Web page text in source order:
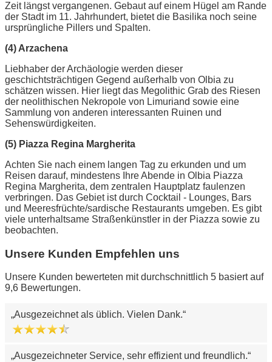
Zeit längst vergangenen. Gebaut auf einem Hügel am Rande
der Stadt im 11. Jahrhundert, bietet die Basilika noch seine
ursprüngliche Pillers und Spalten.
(4) Arzachena
Liebhaber der Archäologie werden dieser
geschichtsträchtigen Gegend außerhalb von Olbia zu
schätzen wissen. Hier liegt das Megolithic Grab des Riesen
der neolithischen Nekropole von Limuriand sowie eine
Sammlung von anderen interessanten Ruinen und
Sehenswürdigkeiten.
(5) Piazza Regina Margherita
Achten Sie nach einem langen Tag zu erkunden und um
Reisen darauf, mindestens Ihre Abende in Olbia Piazza
Regina Margherita, dem zentralen Hauptplatz faulenzen
verbringen. Das Gebiet ist durch Cocktail - Lounges, Bars
und Meeresfrüchte/sardische Restaurants umgeben. Es gibt
viele unterhaltsame Straßenkünstler in der Piazza sowie zu
beobachten.
Unsere Kunden Empfehlen uns
Unsere Kunden bewerteten mit durchschnittlich 5 basiert auf
9,6 Bewertungen.
Ausgezeichnet als üblich. Vielen Dank.
Ausgezeichneter Service, sehr effizient und freundlich.